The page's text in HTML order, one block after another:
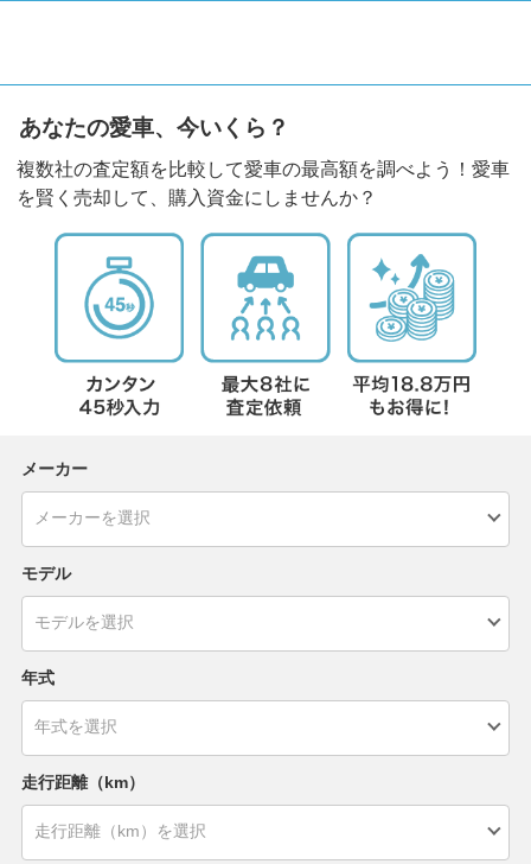
あなたの愛車、今いくら？
複数社の査定額を比較して愛車の最高額を調べよう！愛車
を賢く売却して、購入資金にしませんか？
メーカー
モデル
年式
走行距離（km）